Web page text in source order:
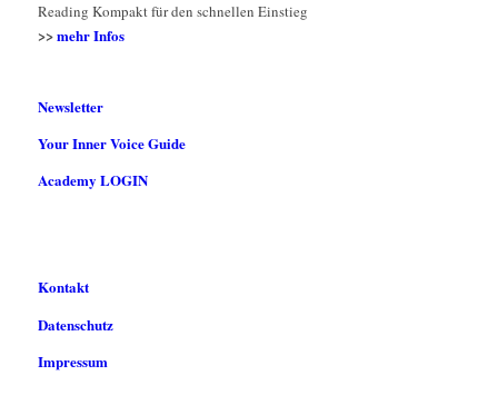
Reading Kompakt für den schnellen Einstieg
>>mehr Infos
Newsletter
Your Inner Voice Guide
Academy LOGIN
Kontakt
Datenschutz
Impressum